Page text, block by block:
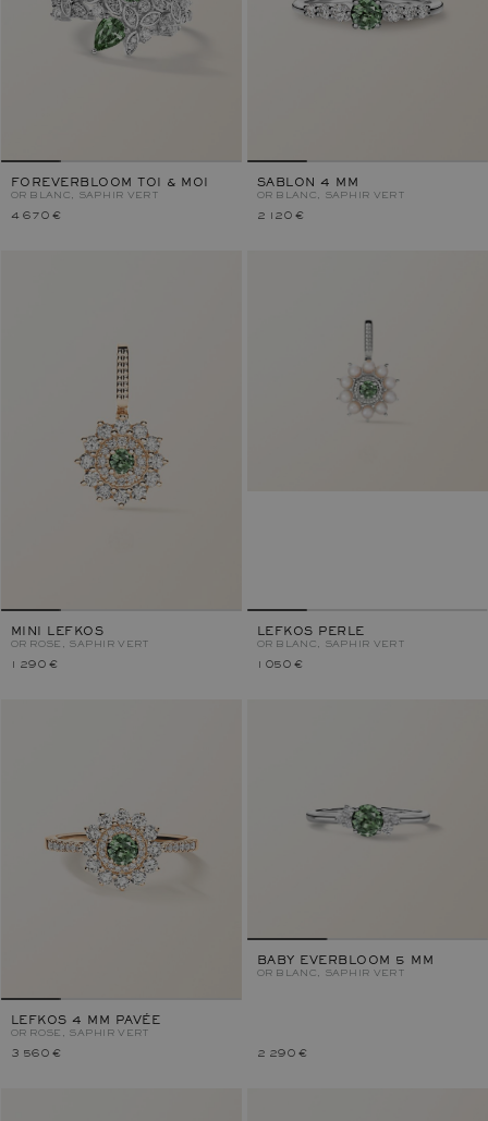
FOREVERBLOOM TOI & MOI
OR BLANC, SAPHIR VERT
4 670 €
SABLON 4 MM
OR BLANC, SAPHIR VERT
2 120 €
MINI LEFKOS
OR ROSE, SAPHIR VERT
1 290 €
LEFKOS PERLE
OR BLANC, SAPHIR VERT
1 050 €
LEFKOS 4 MM PAVÉE
OR ROSE, SAPHIR VERT
3 560 €
BABY EVERBLOOM 5 MM
OR BLANC, SAPHIR VERT
2 290 €